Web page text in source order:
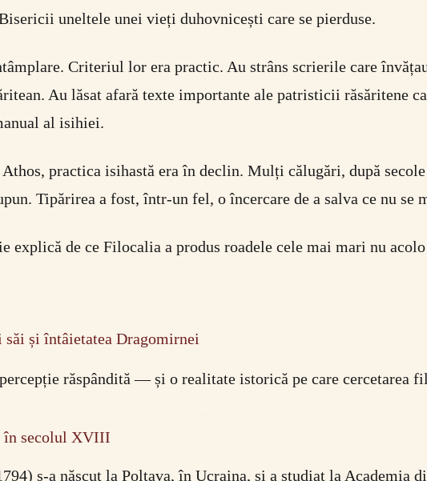
uneltele unei vieți duhovnicești care se pierduse.
Criteriul lor era practic. Au strâns scrierile care
Au lăsat afară texte importante ale patristicii răsăritene
al isihiei.
practica isihastă era în declin. Mulți călugări, după
Tipărirea a fost, într-un fel, o încercare de a salva ce nu se
explică de ce Filocalia a produs roadele cele mai mari nu
și întâietatea Dragomirnei
răspândită — și o realitate istorică pe care cercetarea
în secolul XVIII
s-a născut la Poltava, în Ucraina, și a studiat la